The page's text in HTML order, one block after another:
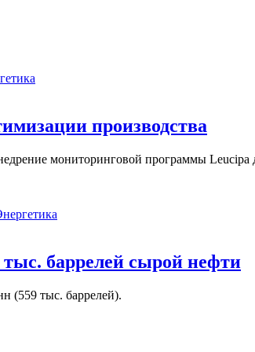
производства
мониторинговой программы
тыс. баррелей сырой нефти
(559 тыс. баррелей).